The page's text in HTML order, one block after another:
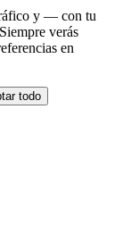
y — con tu
verás
en
todo